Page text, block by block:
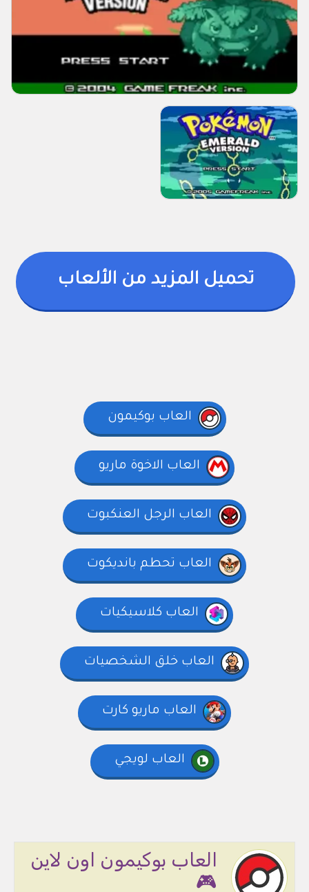
تحميل المزيد من الألعاب
العاب بوكيمون
العاب الاخوة ماريو
العاب الرجل العنكبوت
العاب تحطم بانديكوت
العاب كلاسيكيات
العاب خلق الشخصيات
العاب ماريو كارت
العاب لويجي
العاب بوكيمون اون لاين
🎮